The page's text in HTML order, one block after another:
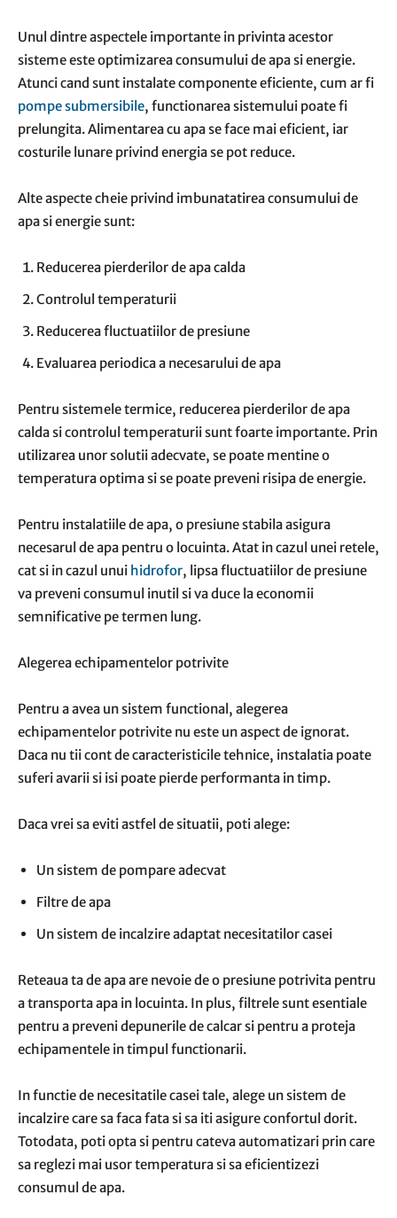
Unul dintre aspectele importante in privinta acestor
sisteme este optimizarea consumului de apa si energie.
Atunci cand sunt instalate componente eficiente, cum ar fi
pompe submersibile, functionarea sistemului poate fi
prelungita. Alimentarea cu apa se face mai eficient, iar
costurile lunare privind energia se pot reduce.
Alte aspecte cheie privind imbunatatirea consumului de
apa si energie sunt:
Reducerea pierderilor de apa calda
Controlul temperaturii
Reducerea fluctuatiilor de presiune
Evaluarea periodica a necesarului de apa
Pentru sistemele termice, reducerea pierderilor de apa
calda si controlul temperaturii sunt foarte importante. Prin
utilizarea unor solutii adecvate, se poate mentine o
temperatura optima si se poate preveni risipa de energie.
Pentru instalatiile de apa, o presiune stabila asigura
necesarul de apa pentru o locuinta. Atat in cazul unei retele,
cat si in cazul unui hidrofor, lipsa fluctuatiilor de presiune
va preveni consumul inutil si va duce la economii
semnificative pe termen lung.
Alegerea echipamentelor potrivite
Pentru a avea un sistem functional, alegerea
echipamentelor potrivite nu este un aspect de ignorat.
Daca nu tii cont de caracteristicile tehnice, instalatia poate
suferi avarii si isi poate pierde performanta in timp.
Daca vrei sa eviti astfel de situatii, poti alege:
Un sistem de pompare adecvat
Filtre de apa
Un sistem de incalzire adaptat necesitatilor casei
Reteaua ta de apa are nevoie de o presiune potrivita pentru
a transporta apa in locuinta. In plus, filtrele sunt esentiale
pentru a preveni depunerile de calcar si pentru a proteja
echipamentele in timpul functionarii.
In functie de necesitatile casei tale, alege un sistem de
incalzire care sa faca fata si sa iti asigure confortul dorit.
Totodata, poti opta si pentru cateva automatizari prin care
sa reglezi mai usor temperatura si sa eficientizezi
consumul de apa.